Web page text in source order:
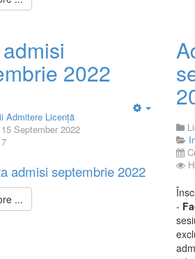
2022
Admitere Licență
September 2022
admisi septembrie 2022
...
-